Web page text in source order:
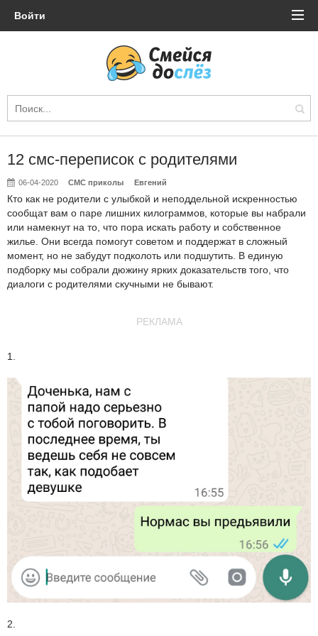
Войти
12 смс-переписок с родителями
06-04-2020 СМС приколы Евгений
Кто как не родители с улыбкой и неподдельной искренностью
сообщат вам о паре лишних килограммов, которые вы набрали
или намекнут на то, что пора искать работу и собственное
жилье. Они всегда помогут советом и поддержат в сложный
момент, но не забудут подколоть или подшутить. В единую
подборку мы собрали дюжину ярких доказательств того, что
диалоги с родителями скучными не бывают.
РЕКЛАМА
1.
2.